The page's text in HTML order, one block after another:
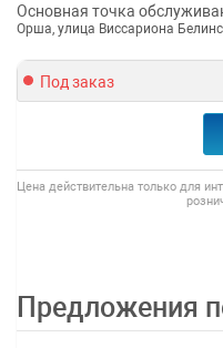
Основная точка
Орша, улица Виссариона
Под заказ
Цена действительна только для
Предложения